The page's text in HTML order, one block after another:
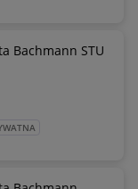
Bachmann STU